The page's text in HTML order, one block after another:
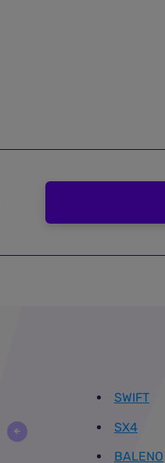
SWIFT
SX4
BALENO